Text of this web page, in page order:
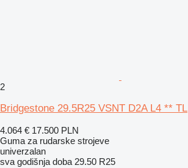
2
Bridgestone 29.5R25 VSNT D2A L4 ** TL
4.064 € 17.500 PLN
Guma za rudarske strojeve
univerzalan
sva godišnja doba 29.50 R25